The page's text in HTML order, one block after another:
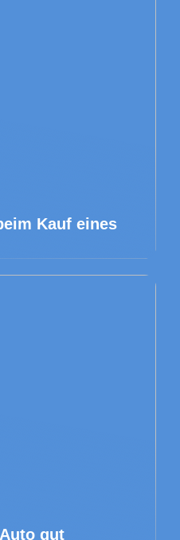
Kauf eines
gut